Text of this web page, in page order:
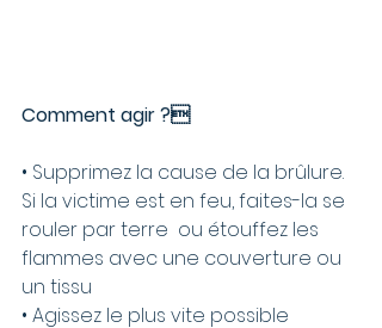
Comment agir ?
• Supprimez la cause de la brûlure.
Si la victime est en feu, faites-la se
rouler par terre  ou étouffez les
flammes avec une couverture ou
un tissu
• Agissez le plus vite possible